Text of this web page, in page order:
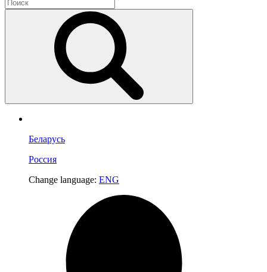
Беларусь
Россия
Change language: ENG